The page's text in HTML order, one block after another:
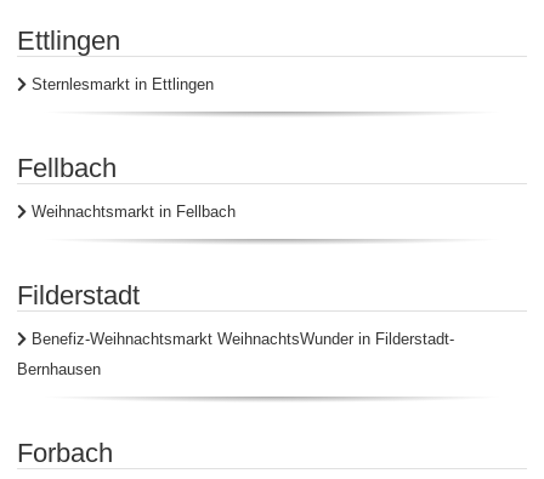
Ettlingen
Sternlesmarkt in Ettlingen
Fellbach
Weihnachtsmarkt in Fellbach
Filderstadt
Benefiz-Weihnachtsmarkt WeihnachtsWunder in Filderstadt-
Bernhausen
Forbach